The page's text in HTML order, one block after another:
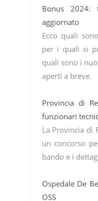
Bonus 2024:
aggiornato
Ecco quali
per i quali si
quali sono i
aperti a breve.
Provincia di
funzionari
La Provincia di
un concorso
bando e i
Ospedale De
OSS